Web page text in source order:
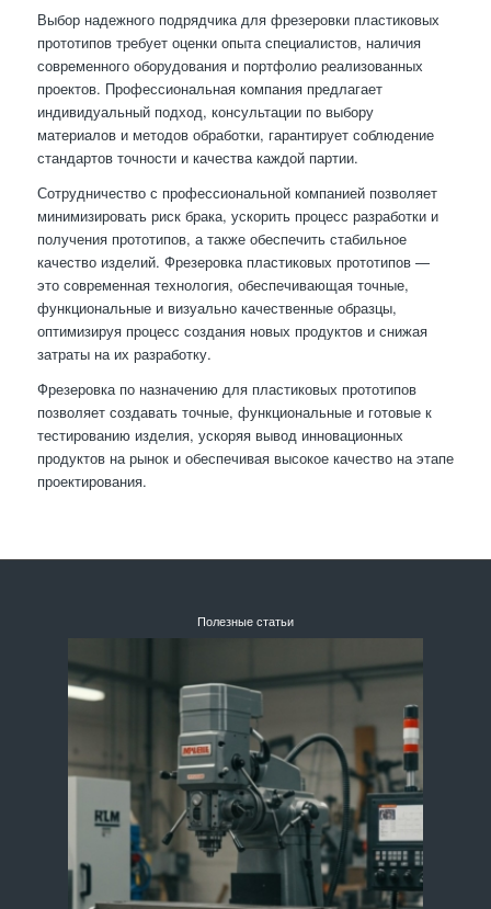
Выбор надежного подрядчика для фрезеровки пластиковых
прототипов требует оценки опыта специалистов, наличия
современного оборудования и портфолио реализованных
проектов. Профессиональная компания предлагает
индивидуальный подход, консультации по выбору
материалов и методов обработки, гарантирует соблюдение
стандартов точности и качества каждой партии.
Сотрудничество с профессиональной компанией позволяет
минимизировать риск брака, ускорить процесс разработки и
получения прототипов, а также обеспечить стабильное
качество изделий. Фрезеровка пластиковых прототипов —
это современная технология, обеспечивающая точные,
функциональные и визуально качественные образцы,
оптимизируя процесс создания новых продуктов и снижая
затраты на их разработку.
Фрезеровка по назначению для пластиковых прототипов
позволяет создавать точные, функциональные и готовые к
тестированию изделия, ускоряя вывод инновационных
продуктов на рынок и обеспечивая высокое качество на этапе
проектирования.
Полезные статьи